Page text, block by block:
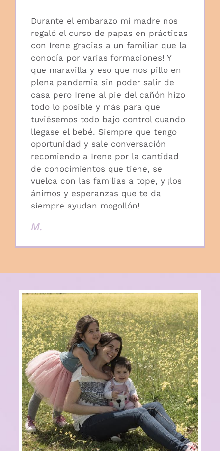
Durante el embarazo mi madre nos
regaló el curso de papas en prácticas
con Irene gracias a un familiar que la
conocía por varias formaciones! Y
que maravilla y eso que nos pillo en
plena pandemia sin poder salir de
casa pero Irene al pie del cañón hizo
todo lo posible y más para que
tuviésemos todo bajo control cuando
llegase el bebé. Siempre que tengo
oportunidad y sale conversación
recomiendo a Irene por la cantidad
de conocimientos que tiene, se
vuelca con las familias a tope, y ¡los
ánimos y esperanzas que te da
siempre ayudan mogollón!
M.